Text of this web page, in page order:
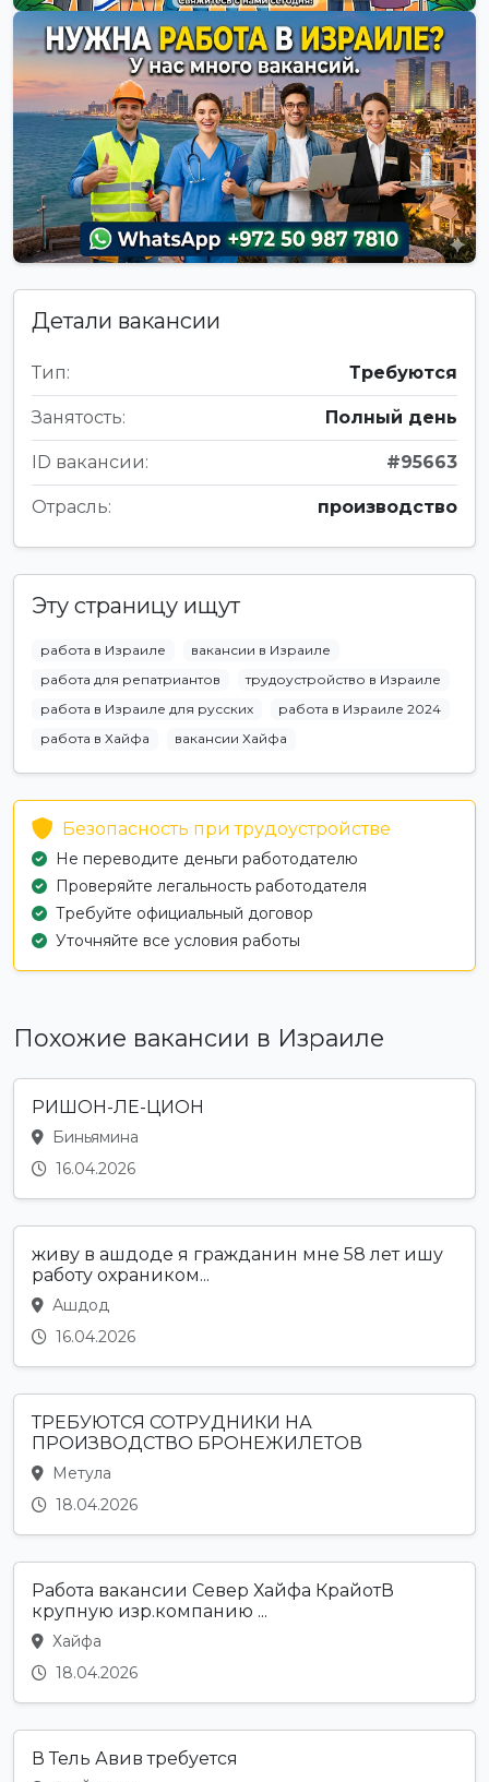
Детали вакансии
Тип: Требуются
Занятость: Полный день
ID вакансии: #95663
Отрасль: производство
Эту страницу ищут
работа в Израиле
вакансии в Израиле
работа для репатриантов
трудоустройство в Израиле
работа в Израиле для русских
работа в Израиле 2024
работа в Хайфа
вакансии Хайфа
Безопасность при трудоустройстве
Не переводите деньги работодателю
Проверяйте легальность работодателя
Требуйте официальный договор
Уточняйте все условия работы
Похожие вакансии в Израиле
РИШОН-ЛЕ-ЦИОН
Биньямина
16.04.2026
живу в ашдоде я гражданин мне 58 лет ишу
работу охраником...
Ашдод
16.04.2026
ТРЕБУЮТСЯ СОТРУДНИКИ НА
ПРОИЗВОДСТВО БРОНЕЖИЛЕТОВ
Метула
18.04.2026
Работа вакансии Север Хайфа КрайотВ
крупную изр.компанию ...
Хайфа
18.04.2026
В Тель Авив требуется